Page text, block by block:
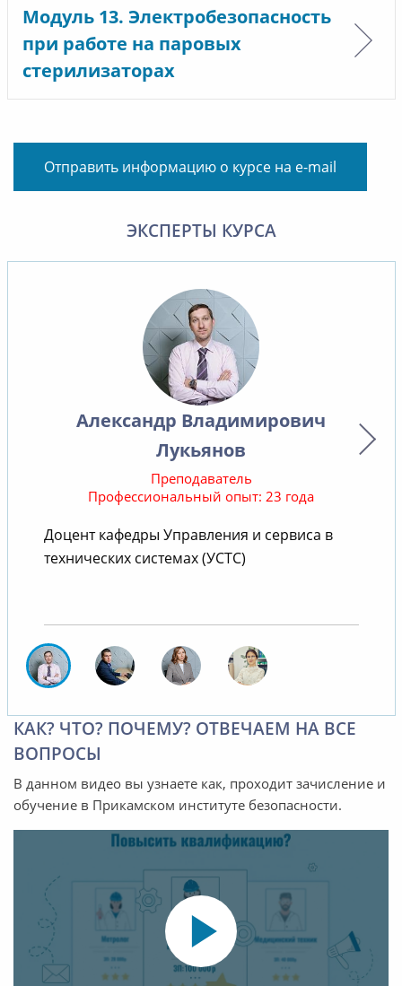
Модуль 13. Электробезопасность
при работе на паровых
стерилизаторах
Отправить информацию о курсе на e-mail
ЭКСПЕРТЫ КУРСА
Александр Владимирович
Лукьянов
Преподаватель
Профессиональный опыт: 23 года
Доцент кафедры Управления и сервиса в
технических системах (УСТС)
КАК? ЧТО? ПОЧЕМУ? ОТВЕЧАЕМ НА ВСЕ
ВОПРОСЫ
В данном видео вы узнаете как, проходит зачисление и
обучение в Прикамском институте безопасности.